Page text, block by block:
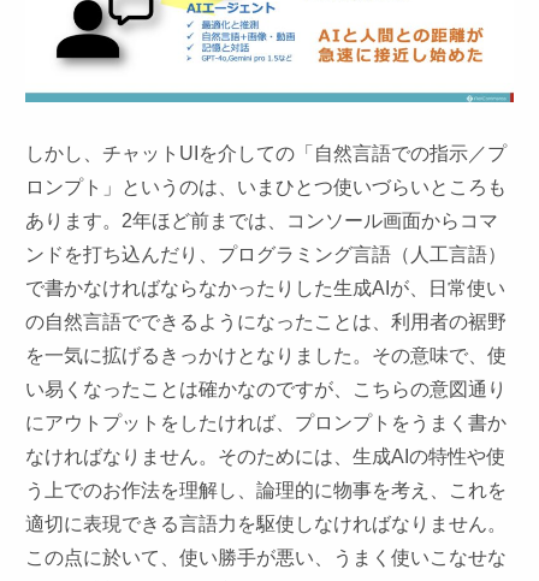
しかし、チャットUIを介しての「自然言語での指示／プ
ロンプト」というのは、いまひとつ使いづらいところも
あります。2年ほど前までは、コンソール画面からコマ
ンドを打ち込んだり、プログラミング言語（人工言語）
で書かなければならなかったりした生成AIが、日常使い
の自然言語でできるようになったことは、利用者の裾野
を一気に拡げるきっかけとなりました。その意味で、使
い易くなったことは確かなのですが、こちらの意図通り
にアウトプットをしたければ、プロンプトをうまく書か
なければなりません。そのためには、生成AIの特性や使
う上でのお作法を理解し、論理的に物事を考え、これを
適切に表現できる言語力を駆使しなければなりません。
この点に於いて、使い勝手が悪い、うまく使いこなせな